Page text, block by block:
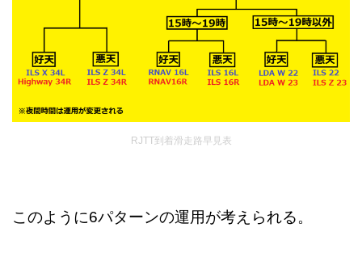
RJTT到着滑走路早見表
このように6パターンの運用が考えられる。